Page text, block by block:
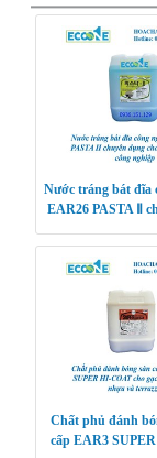
Nước tráng bát đĩa
EAR26 PASTA Ⅱ
Chất phủ đánh
cấp EAR3